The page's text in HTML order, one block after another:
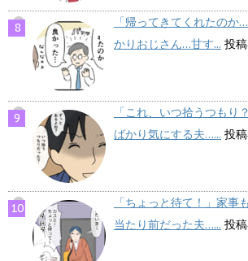
「帰ってきてくれたのか
かりおじさん…甘す... 投
「これ、いつ拾うつもり
ばかり気にする夫…... 投
「ちょっと待て！」家事
当たり前だった夫…... 投